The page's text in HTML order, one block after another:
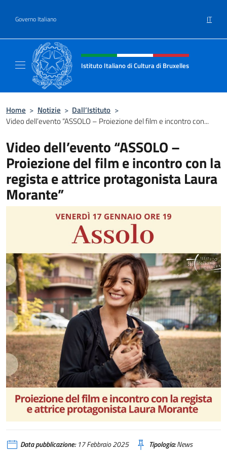
Governo Italiano IT
Intestazione sito, social e menù
Istituto Italiano di Cultura di Bruxelles
Home > Notizie > Dall’Istituto >
Video dell’evento “ASSOLO – Proiezione del film e incontro con...
Video dell’evento “ASSOLO –
Proiezione del film e incontro con la
regista e attrice protagonista Laura
Morante”
Data pubblicazione:17 Febbraio 2025 Tipologia:News